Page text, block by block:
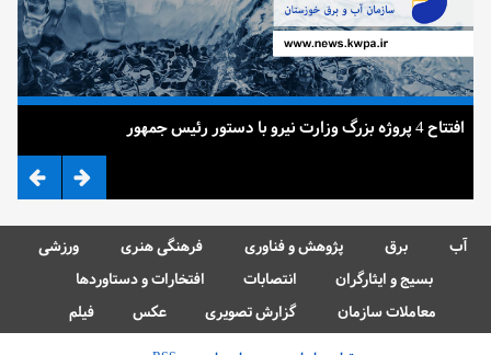
افتتاح 4 پروژه بزرگ وزارت نیرو با دستور رئیس جمهور
آب برق پژوهش و فناوری فرهنگی هنری
ورزشی
بسیج و ایثارگران
انتصابات
افتخارات و دستاوردها
معاملات سازمان
گزارش تصویری عکس فیلم